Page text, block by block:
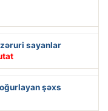
zəruri sayanlar
şəxs